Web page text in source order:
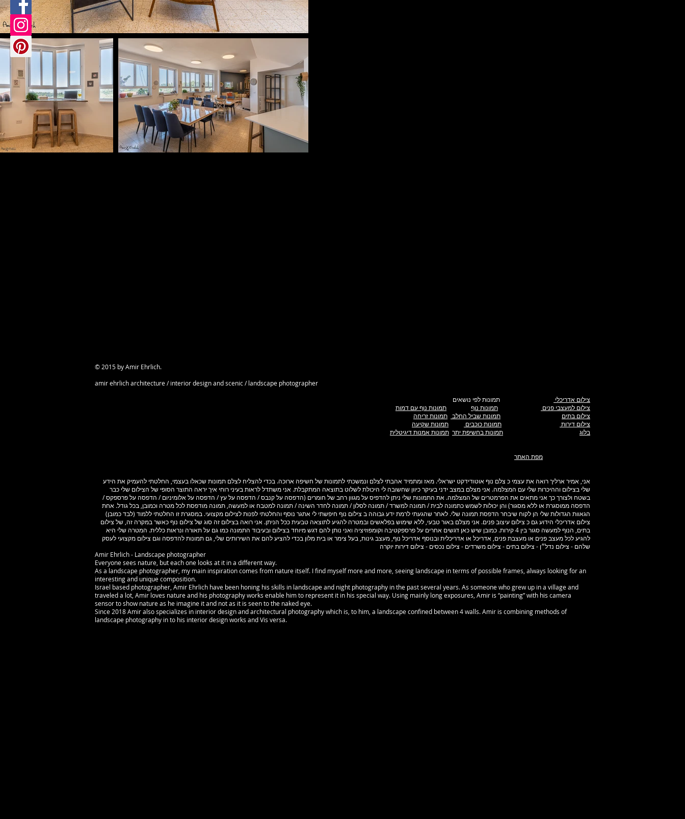
© 2015 by Amir Ehrlich.
amir ehrlich architecture / interior design and scenic / landscape photographer
צילום אדריכלי
תמונות לפי נושאים
צילום למעצבי פנים
תמונות נוף
תמונות נוף עם דמות
צילום בתים
תמונות שביל החלב תמונות זריחה
צילום דירות
תמונות כוכבים
תמונות שקיעה
בלוג
תמונות בחשיפת יתר תמונות אמנות דיגיטלית
מפת האתר
אני, אמיר ארליך רואה את עצמי כ צלם נוף אוטודידקט ישראלי. מאז ומתמיד אהבתי לצלם ונמשכתי לתמונות של חשיפה ארוכה. בכדי להצליח לצלם תמונות שכאלו בעצמי, החלטתי להעמיק את הידע
שלי בצילום וההיכרות שלי עם המצלמה. אני מצלם במצב ידני בעיקר כיוון שחשובה לי היכולת לשלוט בתוצאה המתקבלת. אני משתדל לראות בעיני רוחי איך יראה התוצר הסופי של הצילום שלי כבר
בשטח ולצורך כך אני מתאים את הפרמטרים של המצלמה. את התמונות שלי ניתן להדפיס על מגוון רחב של חומרים (הדפסה על קנבס / הדפסה על עץ / הדפסה על אלומיניום / הדפסה על פרספקס /
הדפסה ממוסגרת או ללא מסגור) והן יכולות לשמש כתמונה לבית / תמונה למשרד / תמונה לסלון / תמונה לחדר השינה / תמונה למטבח או למעשה, תמונה מודפסת לכל מטרה וכמובן, בכל גודל. אחת
הגאוות הגדולות שלי הן לקוח שיבחר הדפסת תמונה שלי. לאחר שהגעתי לרמת ידע גבוהה ב צילום נוף חיפשתי לי אתגר נוסף והחלטתי לפנות לצילום מקצועי. במסגרת זו החלטתי ללמוד (לבד כמובן)
צילום אדריכלי הידוע גם כ צילום עיצוב פנים. אני מצלם באור טבעי, ללא שימוש בפלאשים ובמטרה להגיע לתוצאה טבעית ככל הניתן. אני רואה בצילום זה סוג של צילום נוף כאשר במקרה זה, של צילום
בתים, הנוף למעשה סגור בין 4 קירות. כמובן שיש כאן דגשים אחרים על פרספקטיבה וקומפוזיציה ואני נותן להם דגש מיוחד בצילום ובעיבוד התמונה כמו גם על תאורה ונראות כללית. המטרה שלי היא
להגיע לכל מעצב פנים או מעצבת פנים, אדריכל או אדריכלית ובנוסף אדריכל נוף, מעצב גינות, בעל צימר או בית מלון בכדי להציע להם את השירותים שלי, גם תמונות להדפסה וגם צילום מקצועי לעסק
שלהם - צילום נדל״ן - צילום בתים - צילום משרדים - צילום נכסים - צילום דירות יוקרה
Amir Ehrlich - Landscape photographer
Everyone sees nature, but each one looks at it in a different way.
As a landscape photographer, my main inspiration comes from nature itself. I find myself more and more, seeing landscape in terms of possible frames, always looking for an
interesting and unique composition.
Israel based photographer, Amir Ehrlich have been honing his skills in landscape and night photography in the past several years. As someone who grew up in a village and
traveled a lot, Amir loves nature and his photography works enable him to represent it in his special way. Using mainly long exposures, Amir is “painting” with his camera
sensor to show nature as he imagine it and not as it is seen to the naked eye.
Since 2018 Amir also specializes in interior design and architectural photography which is, to him, a landscape confined between 4 walls. Amir is combining methods of
landscape photography in to his interior design works and Vis versa.